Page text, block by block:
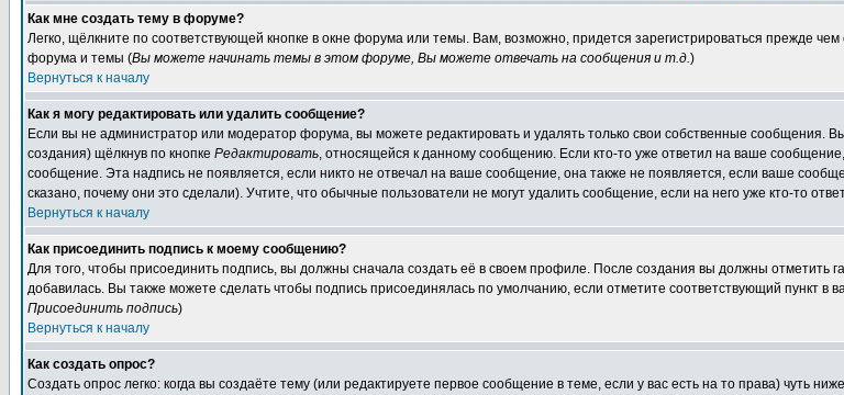
Как мне создать тему в форуме?
Легко, щёлкните по соответствующей кнопке в окне форума или темы. Вам, возможно, придется зарегистрироваться прежде
форума и темы (Вы можете начинать темы в этом форуме, Вы можете отвечать на сообщения и т.д.)
Вернуться к началу
Как я могу редактировать или удалить сообщение?
Если вы не администратор или модератор форума, вы можете редактировать и удалять только свои собственные сообщения.
создания) щёлкнув по кнопке Редактировать, относящейся к данному сообщению. Если кто-то уже ответил на ваше
сообщение. Эта надпись не появляется, если никто не отвечал на ваше сообщение, она также не появляется, если ваше
сказано, почему они это сделали). Учтите, что обычные пользователи не могут удалить сообщение, если на него уже кто-то
Вернуться к началу
Как присоединить подпись к моему сообщению?
Для того, чтобы присоединить подпись, вы должны сначала создать её в своем профиле. После создания вы должны отметить
добавилась. Вы также можете сделать чтобы подпись присоединялась по умолчанию, если отметите соответствующий пункт
Присоединить подпись)
Вернуться к началу
Как создать опрос?
Создать опрос легко: когда вы создаёте тему (или редактируете первое сообщение в теме, если у вас есть на то права) чуть